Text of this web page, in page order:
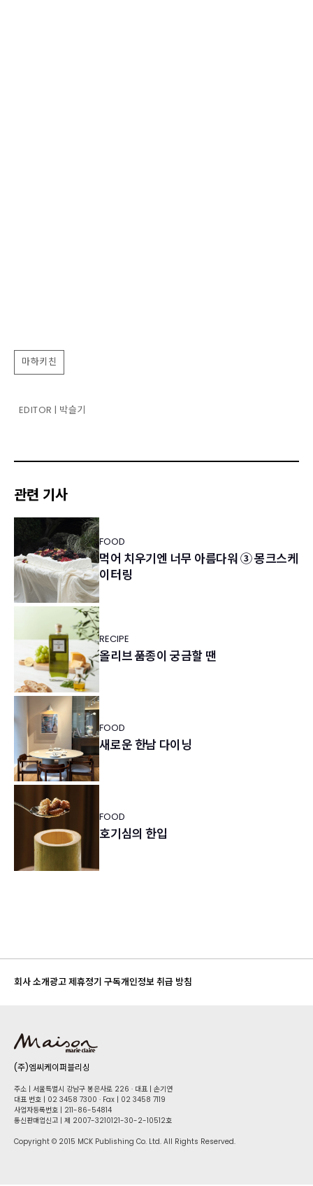
마하키친
EDITOR | 박슬기
관련 기사
FOOD
먹어 치우기엔 너무 아름다워 ③ 몽크스케
이터링
RECIPE
올리브 품종이 궁금할 땐
FOOD
새로운 한남 다이닝
FOOD
호기심의 한입
회사 소개광고 제휴정기 구독개인정보 취급 방침
(주)엠씨케이퍼블리싱
주소 | 서울특별시 강남구 봉은사로 226 · 대표 | 손기연
대표 번호 | 02 34​58 7300 · Fax | 02 34​58 7119
사업자등록번호 | 211-86-5​4814
통신판매업신고 | 제 2007-3210121-30-2-10512호
Copyright © 2015 MCK Publishing Co. Ltd. All Rights Reserved.